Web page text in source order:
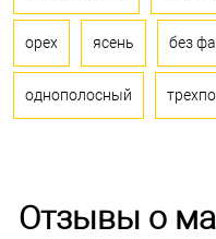
орех ясень без
однополосный
Отзывы о